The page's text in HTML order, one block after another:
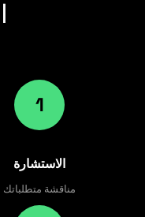
1
الاستشارة
مناقشة متطلباتك